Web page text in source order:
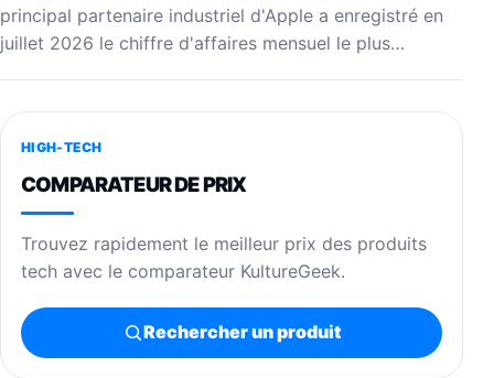
principal partenaire industriel d'Apple a enregistré en
juillet 2026 le chiffre d'affaires mensuel le plus…
HIGH-TECH
COMPARATEUR DE PRIX
Trouvez rapidement le meilleur prix des produits
tech avec le comparateur KultureGeek.
Rechercher un produit